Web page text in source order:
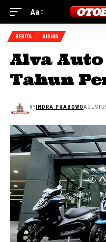
Aa
BERITA BISNIS
Alva
Tahun
BYINDRA PRABOWO